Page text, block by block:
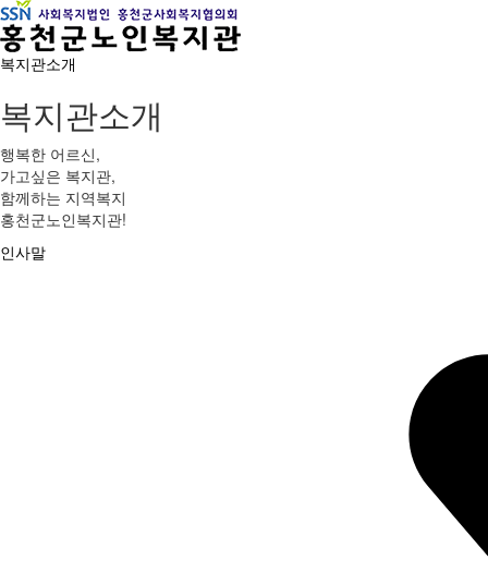
복지관소개
복지관소개
행복한 어르신,
가고싶은 복지관,
함께하는 지역복지
홍천군노인복지관!
인사말